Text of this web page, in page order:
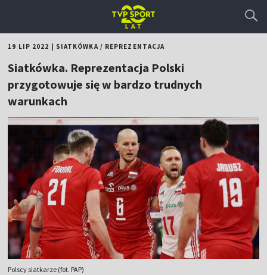
19 LIP 2022 SIATKÓWKA/ REPREZENTACJA
Siatkówka. Reprezentacja Polski
przygotowuje się w bardzo trudnych
warunkach
Polscy siatkarze (fot. PAP)